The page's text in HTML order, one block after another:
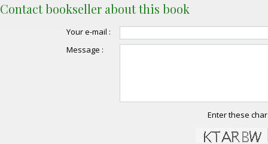
Contact bookseller about this book
Your e-mail :
Message :
Enter these